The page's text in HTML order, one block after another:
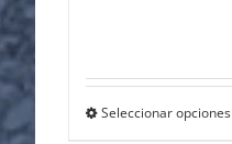
Seleccionar opciones